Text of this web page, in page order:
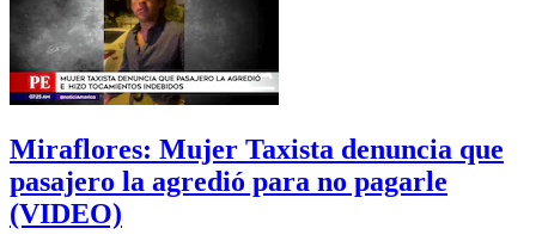
Miraflores: Mujer Taxista denuncia que
pasajero la agredió para no pagarle
(VIDEO)